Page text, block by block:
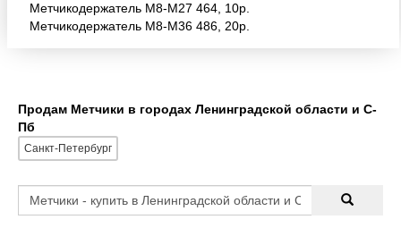
Метчикодержатель М8-М27 464, 10р.
Метчикодержатель М8-М36 486, 20р.
Продам Метчики в городах Ленинградской области и С-
Пб
Санкт-Петербург